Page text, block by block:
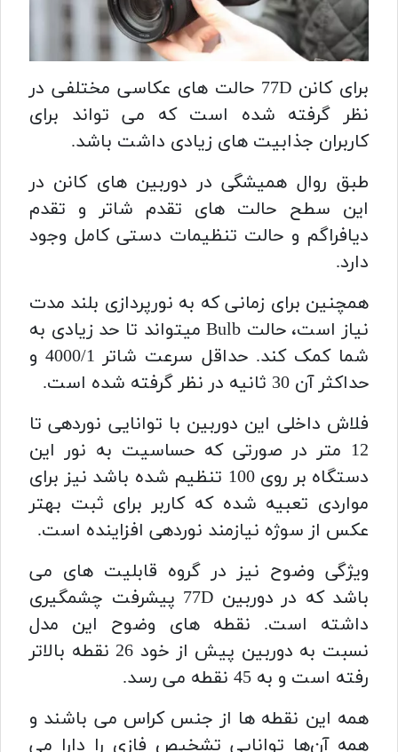
برای کانن 77D حالت های عکاسی مختلفی در
نظر گرفته شده است که می تواند برای
کاربران جذابیت های زیادی داشت باشد.
طبق روال همیشگی در دوربین های کانن در
این سطح حالت های تقدم شاتر و تقدم
دیافراگم و حالت تنظیمات دستی کامل وجود
دارد.
همچنین برای زمانی که به نورپردازی بلند مدت
نیاز است، حالت Bulb میتواند تا حد زیادی به
شما کمک کند. حداقل سرعت شاتر 4000/1 و
حداکثر آن 30 ثانیه در نظر گرفته شده است.
فلاش داخلی این دوربین با توانایی نوردهی تا
12 متر در صورتی که حساسیت به نور این
دستگاه بر روی 100 تنظیم شده باشد نیز برای
مواردی تعبیه شده که کاربر برای ثبت بهتر
عکس از سوژه نیازمند نوردهی افزاینده است.
ویژگی وضوح نیز در گروه قابلیت های می
باشد که در دوربین 77D پیشرفت چشمگیری
داشته است. نقطه های وضوح این مدل
نسبت به دوربین پیش از خود 26 نقطه بالاتر
رفته است و به 45 نقطه می رسد.
همه این نقطه ها از جنس کراس می باشند و
همه آن‌ها توانایی تشخیص فازی را دارا می